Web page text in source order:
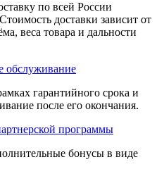
по всей России
доставки зависит от
веса товара и дальности
обслуживание
гарантийного срока и
после его окончания.
программы
бонусы в виде